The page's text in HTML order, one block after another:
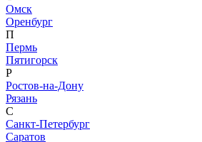
Омск
Оренбург
П
Пермь
Пятигорск
Р
Ростов-на-Дону
Рязань
С
Санкт-Петербург
Саратов